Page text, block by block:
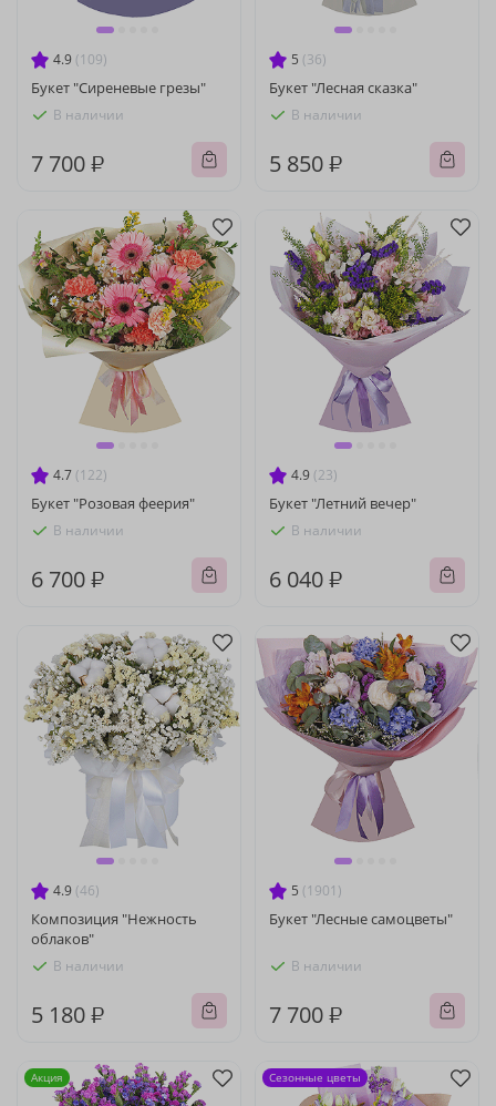
4.9 (109)
Букет "Сиреневые грезы"
В наличии
7 700 ₽
5 (36)
Букет "Лесная сказка"
В наличии
5 850 ₽
4.7 (122)
Букет "Розовая феерия"
В наличии
6 700 ₽
4.9 (23)
Букет "Летний вечер"
В наличии
6 040 ₽
4.9 (46)
Композиция "Нежность
облаков"
В наличии
5 180 ₽
5 (1901)
Букет "Лесные самоцветы"
В наличии
7 700 ₽
Акция Сезонные цветы